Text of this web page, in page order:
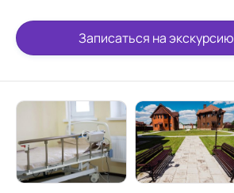
Записаться на экскурсию